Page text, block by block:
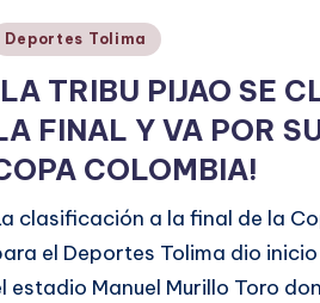
Deportes Tolima
TRIBU PIJAO SE
FINAL Y VA POR
COLOMBIA!
clasificación a la final de la
el Deportes Tolima dio inicio
estadio Manuel Murillo Toro